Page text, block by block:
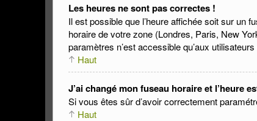
Les heures ne sont pas correctes !
Il est possible que l’heure affichée soit sur un
horaire de votre zone (Londres, Paris, New
paramètres n’est accessible qu’aux
Haut
J’ai changé mon fuseau horaire et l’heure
Si vous êtes sûr d’avoir correctement
Haut